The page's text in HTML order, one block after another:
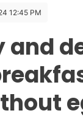
12:45 PM
and